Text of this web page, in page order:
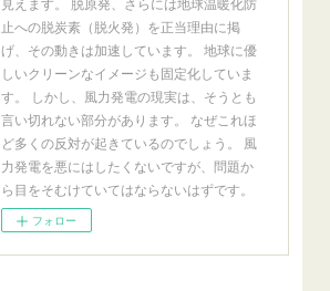
止への脱炭素（脱火発）を正当理由に掲
げ、その動きは加速しています。 地球に優
しいクリーンなイメージも固定化していま
す。 しかし、風力発電の現実は、そうとも
言い切れない部分があります。 なぜこれほ
ど多くの反対が起きているのでしょう。 風
力発電を悪にはしたくないですが、問題か
ら目をそむけていてはならないはずです。
フォロー